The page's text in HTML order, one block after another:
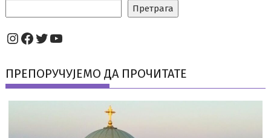
Претрага
Instagram
Facebook
Twitter
YouTube
ПРЕПОРУЧУЈЕМО ДА ПРОЧИТАТЕ